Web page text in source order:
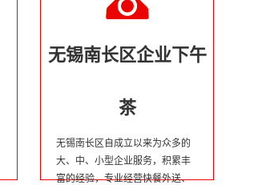
无锡南长区企业下午
茶
无锡南长区自成立以来为众多的
大、中、小型企业服务，积累丰
富的经验，专业经营快餐外送、